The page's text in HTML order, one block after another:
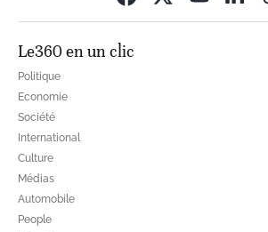
Le360 en un clic
Politique
Economie
Société
International
Culture
Médias
Automobile
People